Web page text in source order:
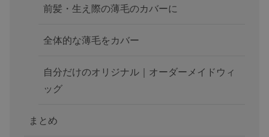
前髪・生え際の薄毛のカバーに
全体的な薄毛をカバー
自分だけのオリジナル｜オーダーメイドウィ
ッグ
まとめ